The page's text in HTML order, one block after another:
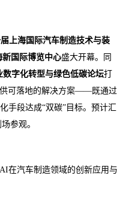
上海国际汽车制造技术与装
新国际博览中心盛大开幕。同
数字化转型与绿色低碳论坛打
可落地的解决方案——既通过
手段达成“双碳”目标。预计汇
参观。
在汽车制造领域的创新应用与